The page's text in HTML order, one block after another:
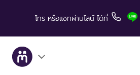
โทร หรือแชทผ่านไลน์ ได้ที่